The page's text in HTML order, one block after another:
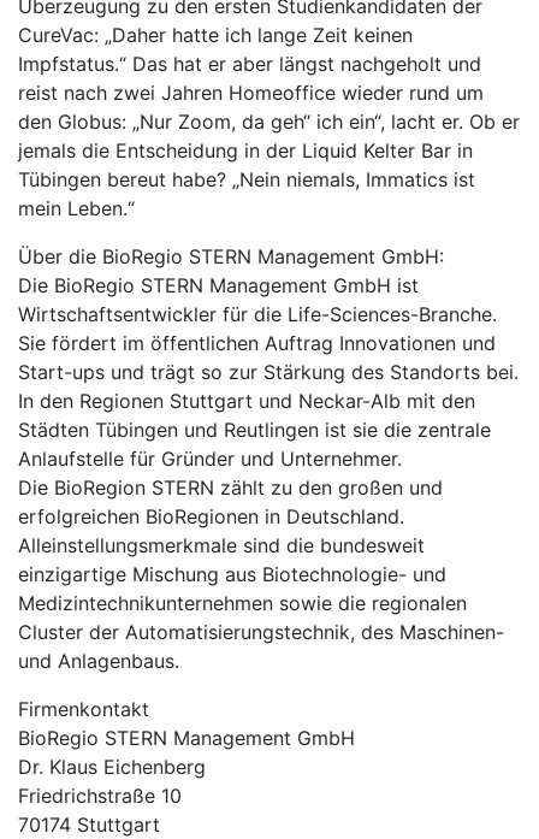
Überzeugung zu den ersten Studienkandidaten der
CureVac: „Daher hatte ich lange Zeit keinen
Impfstatus.“ Das hat er aber längst nachgeholt und
reist nach zwei Jahren Homeoffice wieder rund um
den Globus: „Nur Zoom, da geh“ ich ein“, lacht er. Ob er
jemals die Entscheidung in der Liquid Kelter Bar in
Tübingen bereut habe? „Nein niemals, Immatics ist
mein Leben.“
Über die BioRegio STERN Management GmbH:
Die BioRegio STERN Management GmbH ist
Wirtschaftsentwickler für die Life-Sciences-Branche.
Sie fördert im öffentlichen Auftrag Innovationen und
Start-ups und trägt so zur Stärkung des Standorts bei.
In den Regionen Stuttgart und Neckar-Alb mit den
Städten Tübingen und Reutlingen ist sie die zentrale
Anlaufstelle für Gründer und Unternehmer.
Die BioRegion STERN zählt zu den großen und
erfolgreichen BioRegionen in Deutschland.
Alleinstellungsmerkmale sind die bundesweit
einzigartige Mischung aus Biotechnologie- und
Medizintechnikunternehmen sowie die regionalen
Cluster der Automatisierungstechnik, des Maschinen-
und Anlagenbaus.
Firmenkontakt
BioRegio STERN Management GmbH
Dr. Klaus Eichenberg
Friedrichstraße 10
70174 Stuttgart